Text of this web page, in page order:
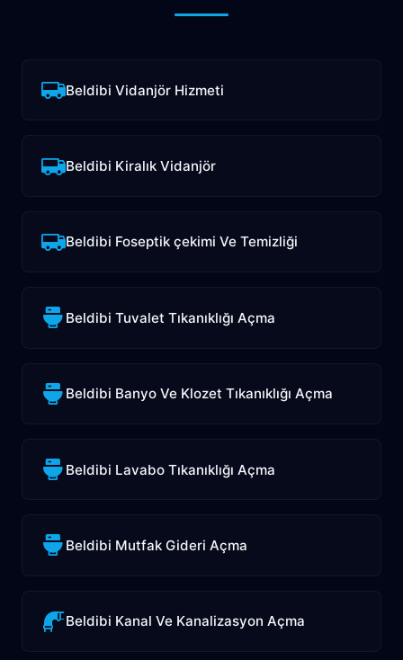
Beldibi Vidanjör Hizmeti
Beldibi Kiralık Vidanjör
Beldibi Foseptik çekimi Ve Temizliği
Beldibi Tuvalet Tıkanıklığı Açma
Beldibi Banyo Ve Klozet Tıkanıklığı Açma
Beldibi Lavabo Tıkanıklığı Açma
Beldibi Mutfak Gideri Açma
Beldibi Kanal Ve Kanalizasyon Açma